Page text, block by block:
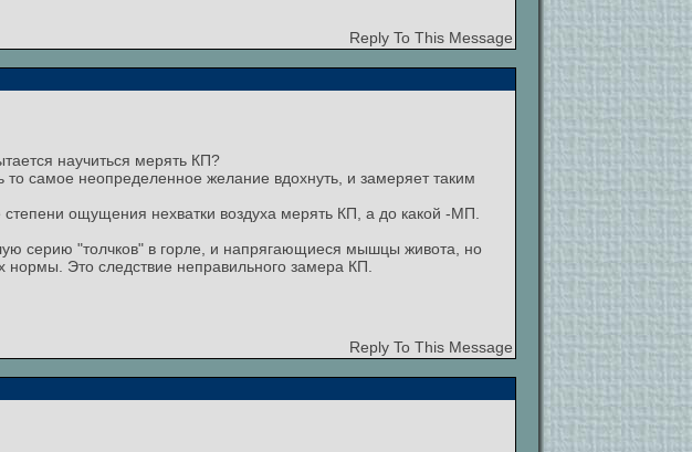
Reply To This Message
научиться мерять КП?
то самое неопределенное желание вдохнуть, и замеряет таким
ощущения нехватки воздуха мерять КП, а до какой -МП.
серию "толчков" в горле, и напрягающиеся мышцы живота, но
нормы. Это следствие неправильного замера КП.
Reply To This Message